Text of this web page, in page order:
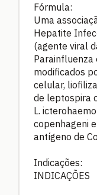
Fórmula:
Uma
Hepatite
(agente viral
Parainfluenza
modificados
celular,
de leptospira
L.
copenhageni
antígeno de
Indicações:
INDICAÇÕES